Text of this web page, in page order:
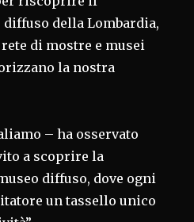
della Lombardia,
di mostre e musei
la nostra
– ha osservato
a scoprire la
diffuso, dove ogni
un tassello unico